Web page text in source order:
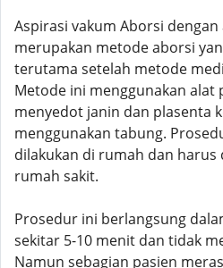
Aspirasi vakum Aborsi
merupakan metode aborsi
terutama setelah metode
Metode ini menggunakan alat
menyedot janin dan plasenta
menggunakan tabung.
dilakukan di rumah dan harus
rumah sakit.
Prosedur ini berlangsung
sekitar 5-10 menit dan tidak
Namun sebagian pasien